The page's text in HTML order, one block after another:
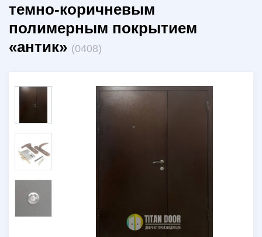
темно-коричневым
полимерным покрытием
«антик» (0408)